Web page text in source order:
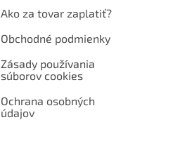
Ako za tovar zaplatiť?
Obchodné podmienky
Zásady používania
súborov cookies
Ochrana osobných
údajov